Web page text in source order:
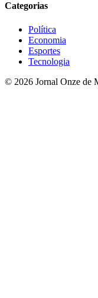
Categorias
Política
Economia
Esportes
Tecnologia
© 2026 Jornal Onze de